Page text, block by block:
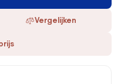
Vergelijken